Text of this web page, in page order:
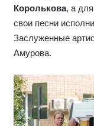
Королькова, а
свои песни
Заслуженные
Амурова.